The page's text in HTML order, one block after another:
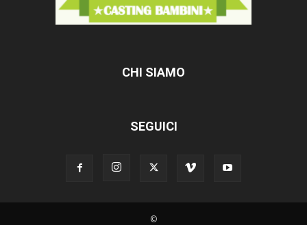
CHI SIAMO
SEGUICI
©